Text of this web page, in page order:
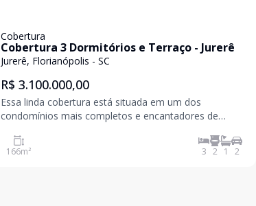
Cobertura
Cobertura 3 Dormitórios e Terraço - Jurerê
Jurerê, Florianópolis - SC
R$ 3.100.000,00
Essa linda cobertura está situada em um dos
condomínios mais completos e encantadores de
encontram para oferecer uma experiência de moradia
única. Com 3 dormitórios, sendo 1 suíte, o imóvel
166m² 3 2 1 2